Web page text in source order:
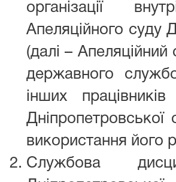
організації
Апеляційного суду
(далі –
державного
інших
Дніпропетровської
використання його
Службова